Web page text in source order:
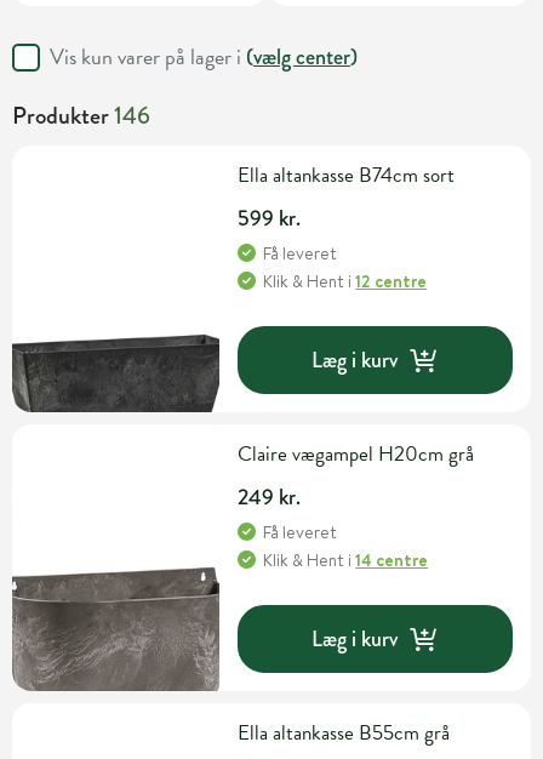
Vis kun varer på lager i (vælg center)
Produkter146
Ella altankasse B74cm sort
599 kr.
Få leveret
Klik & Hent i12 centre
Læg i kurv
Claire vægampel H20cm grå
249 kr.
Få leveret
Klik & Hent i14 centre
Læg i kurv
Ella altankasse B55cm grå